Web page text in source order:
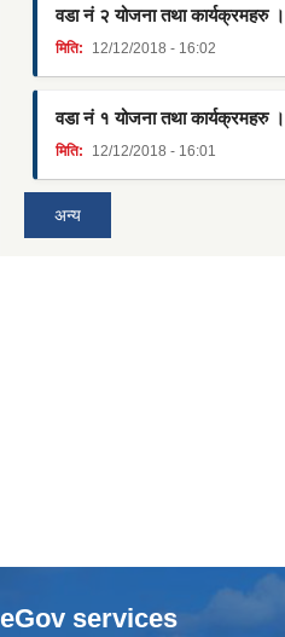
वडा नं २ योजना तथा कार्यक्रमहरु ।
मिति: 12/12/2018 - 16:02
वडा नं १ योजना तथा कार्यक्रमहरु ।
मिति: 12/12/2018 - 16:01
अन्य
eGov services